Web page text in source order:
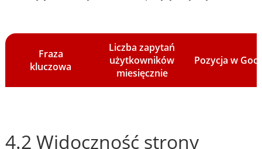
Fraza
kluczowa
Liczba zapytań
użytkowników
miesięcznie
Pozycja w
4.2 Widoczność strony